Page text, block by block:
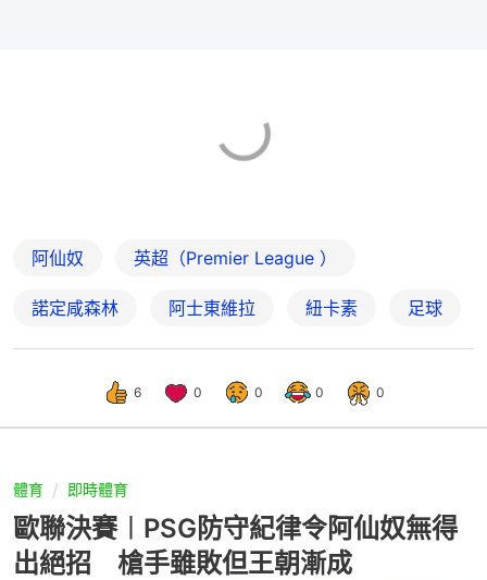
阿仙奴 英超（Premier League ）
諾定咸森林 阿士東維拉 紐卡素 足球
6 0 0 0 0
體育 即時體育
歐聯決賽︱PSG防守紀律令阿仙奴無得
出絕招 槍手雖敗但王朝漸成